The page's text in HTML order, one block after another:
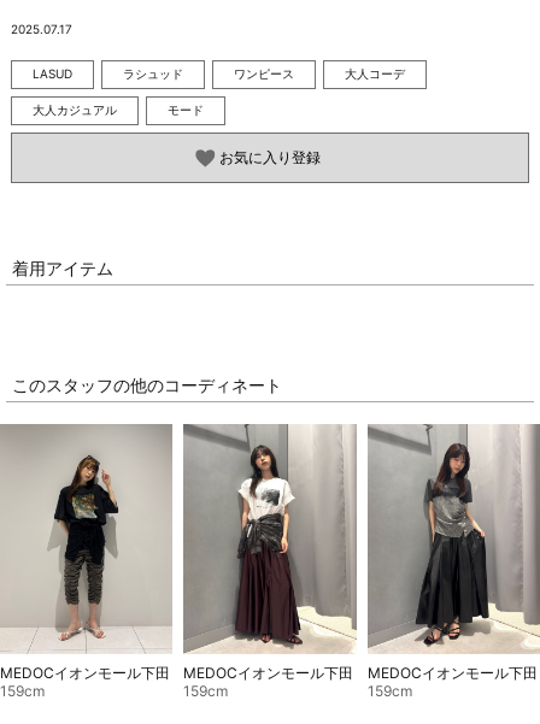
2025.07.17
LASUD ラシュッド ワンピース 大人コーデ
大人カジュアル モード
お気に入り登録
着用アイテム
このスタッフの他のコーディネート
MEDOCイオンモール下田
159cm
MEDOCイオンモール下田
159cm
MEDOCイオンモール下田
159cm